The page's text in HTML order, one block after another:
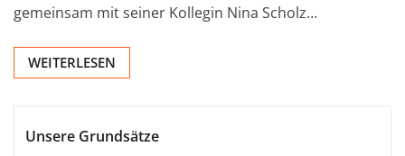
gemeinsam mit seiner Kollegin Nina Scholz…
WEITERLESEN
Unsere Grundsätze